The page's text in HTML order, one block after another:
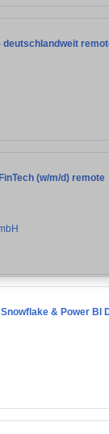
(w/m/d) remote
& Power BI